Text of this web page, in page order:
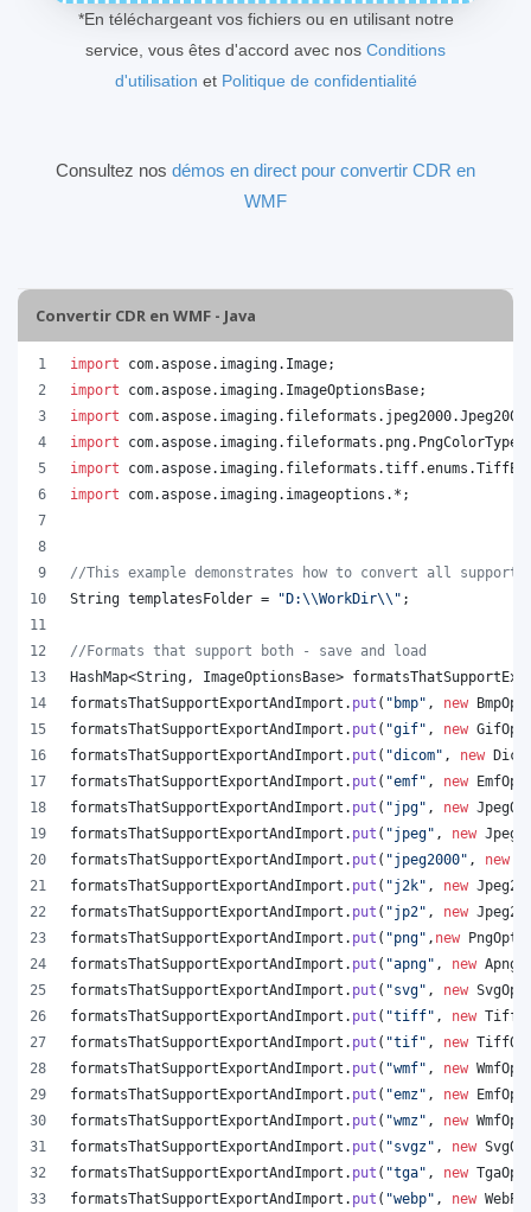
*En téléchargeant vos fichiers ou en utilisant notre
service, vous êtes d'accord avec nos Conditions
d'utilisation et Politique de confidentialité
Consultez nos démos en direct pour convertir CDR en
WMF
Convertir CDR en WMF - Java
import com.aspose. imaging. Image;
import
com.aspose. imaging. ImageOptionsBase;
import
com.aspose. imaging. fileformats . jpeg2000.
import
com.aspose. imaging. fileformats . png. PngColorType
import
com.aspose. imaging. fileformats .tiff.enums .
import
com.aspose. imaging. imageoptions .*;
//This example demonstrates how to convert all
String templatesFolder = "D:\\WorkDir\\ " ;
//Formats that support both - save and load
HashMap<String , ImageOptionsBase>
formatsThatSupportExportAndImport . put ( "bmp" , new
formatsThatSupportExportAndImport . put ( "gif" , new
formatsThatSupportExportAndImport . put ( "dicom" , new
formatsThatSupportExportAndImport . put ( "emf" , new
formatsThatSupportExportAndImport . put ( "jpg" , new
formatsThatSupportExportAndImport . put ( "jpeg" , new
formatsThatSupportExportAndImport . put ( "jpeg2000" , new
formatsThatSupportExportAndImport . put ( "j2k" , new
formatsThatSupportExportAndImport . put ( "jp2" , new
formatsThatSupportExportAndImport . put ( "png" , new
formatsThatSupportExportAndImport . put ( "apng" , new
formatsThatSupportExportAndImport . put ( "svg" , new
formatsThatSupportExportAndImport . put ( "tiff" , new
formatsThatSupportExportAndImport . put ( "tif" , new
formatsThatSupportExportAndImport . put ( "wmf" , new
formatsThatSupportExportAndImport . put ( "emz" , new
formatsThatSupportExportAndImport . put ( "wmz" , new
formatsThatSupportExportAndImport . put ( "svgz" , new
formatsThatSupportExportAndImport . put ( "tga" , new
formatsThatSupportExportAndImport . put ( "webp" , new